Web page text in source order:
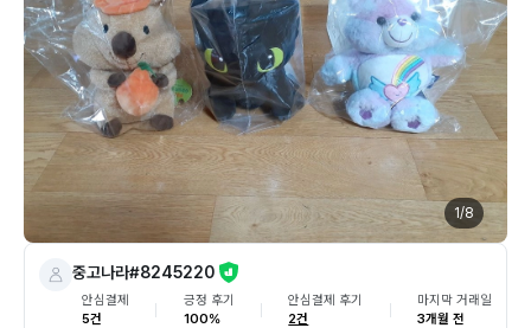
1/8
중고나라#8245220
안심결제
5건
긍정 후기
100%
안심결제 후기
2건
마지막 거래일
3개월 전